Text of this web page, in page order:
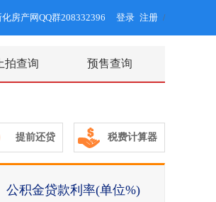
房产网QQ群208332396 登录 /
注册
拍查询 预售查询
提前还贷 税费计算器
公积金贷款利率(单位%)